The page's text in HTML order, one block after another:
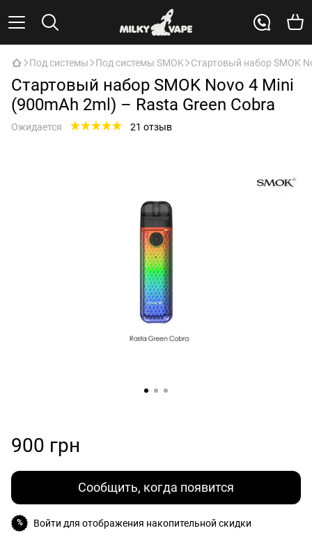
Под системы Под системы SMOK Стартовый набор SMOK
Стартовый набор SMOK Novo 4 Mini
(900mAh 2ml) – Rasta Green Cobra
Ожидается 21 отзыв
900 грн
Сообщить, когда появится
% Войти для отображения накопительной скидки